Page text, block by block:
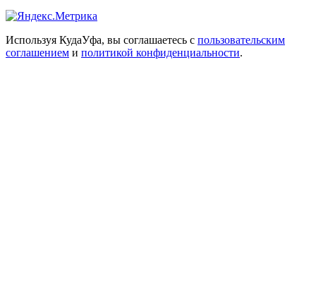
Используя КудаУфа, вы соглашаетесь с пользовательским
соглашением и политикой конфиденциальности.